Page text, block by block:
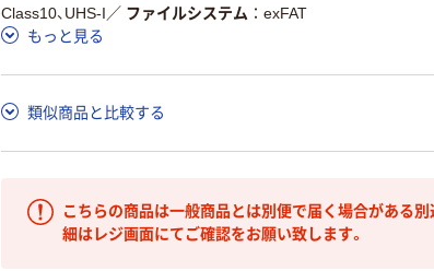
Class10、UHS-I ／ ファイルシステム
exFAT
もっと見る
類似商品と比較する
こちらの商品は一般商品とは別便で届く場合がある
細はレジ画面にてご確認をお願い致します。